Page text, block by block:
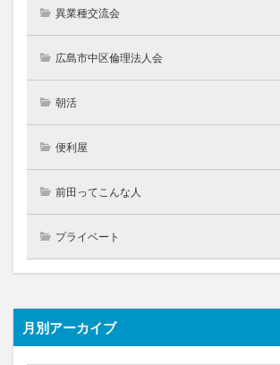
異業種交流会
広島市中区倫理法人会
朝活
便利屋
前田ってこんな人
プライベート
月別アーカイブ